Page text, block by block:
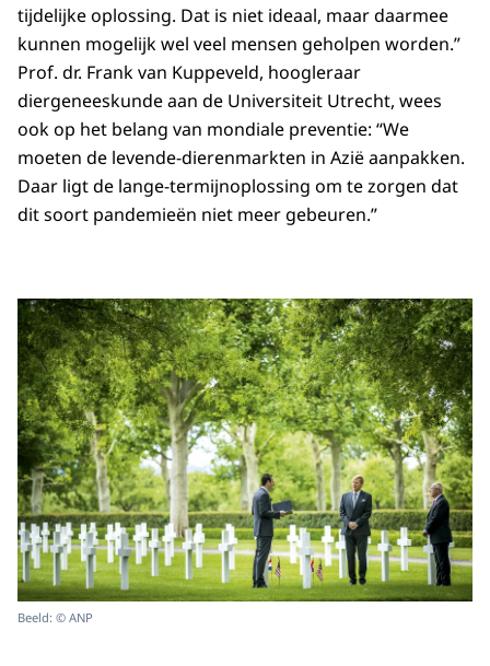
tijdelijke oplossing. Dat is niet ideaal, maar daarmee
kunnen mogelijk wel veel mensen geholpen worden.”
Prof. dr. Frank van Kuppeveld, hoogleraar
diergeneeskunde aan de Universiteit Utrecht, wees
ook op het belang van mondiale preventie: “We
moeten de levende-dierenmarkten in Azië aanpakken.
Daar ligt de lange-termijnoplossing om te zorgen dat
dit soort pandemieën niet meer gebeuren.”
Beeld: © ANP